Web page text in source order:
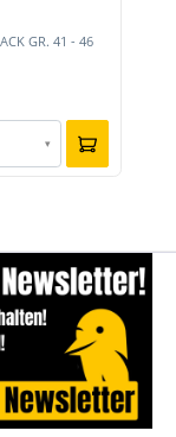
GR. 41 - 46
▾